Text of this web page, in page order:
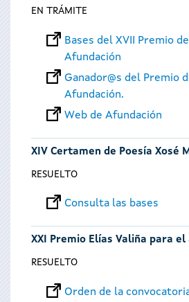
EN TRÁMITE
Bases del XVII Premio
Afundación
Ganador@s del Premio
Afundación.
Web de Afundación
XIV Certamen de Poesía Xosé
RESUELTO
Consulta las bases
XXI Premio Elías Valiña para el
RESUELTO
Orden de la